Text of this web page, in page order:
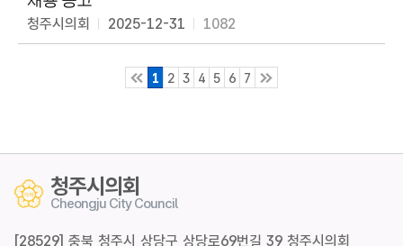
청주시의회 2025-12-31 1082
1 2 3 4 5 6 7
청주시의회
Cheongju City Council
[28529] 충북 청주시 상당구 상당로69번길 39 청주시의회